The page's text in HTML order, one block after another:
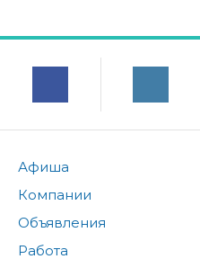
Афиша
Компании
Объявления
Работа